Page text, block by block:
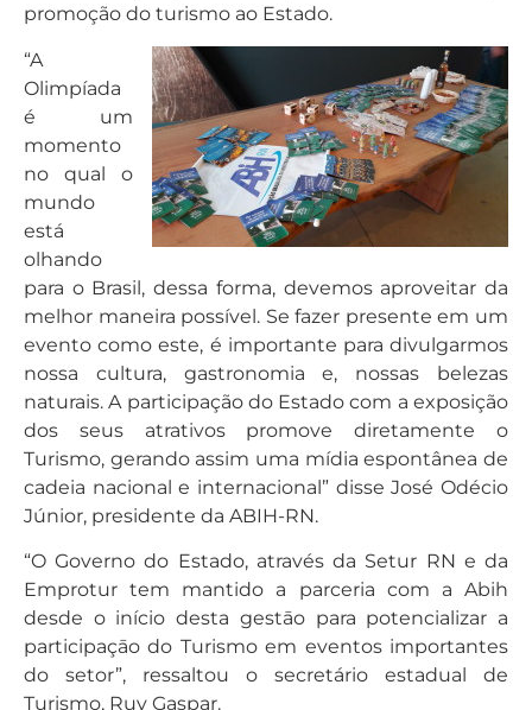
promoção do turismo ao Estado.
“A
Olimpíada
é um
momento
no qual o
mundo
está
olhando
para o Brasil, dessa forma, devemos aproveitar da
melhor maneira possível. Se fazer presente em um
evento como este, é importante para divulgarmos
nossa cultura, gastronomia e, nossas belezas
naturais. A participação do Estado com a exposição
dos seus atrativos promove diretamente o
Turismo, gerando assim uma mídia espontânea de
cadeia nacional e internacional” disse José Odécio
Júnior, presidente da ABIH-RN.
“O Governo do Estado, através da Setur RN e da
Emprotur tem mantido a parceria com a Abih
desde o início desta gestāo para potencializar a
participaçāo do Turismo em eventos importantes
do setor”, ressaltou o secretário estadual de
Turismo, Ruy Gaspar.